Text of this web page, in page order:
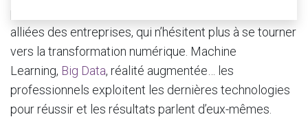
plein essor. Les innovations deviennent de véritables
alliées des entreprises, qui n’hésitent plus à se tourner
vers la transformation numérique. Machine
Learning, Big Data, réalité augmentée… les
professionnels exploitent les dernières technologies
pour réussir et les résultats parlent d’eux-mêmes.